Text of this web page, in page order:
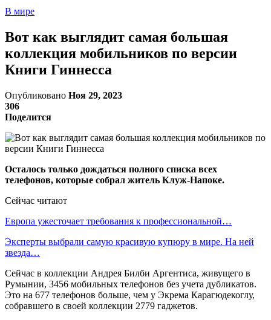
В мире
Вот как выглядит самая большая
коллекция мобильников по версии
Книги Гиннесса
Опубликовано Ноя 29, 2023
306
Поделится
Осталось только дождаться полного списка всех
телефонов, которые собрал житель Клуж-Напоке.
Сейчас читают
Европа ужесточает требования к профессиональной…
Эксперты выбрали самую красивую купюру в мире. На ней
звезда…
Сейчас в коллекции Андрея Билби Аргентиса, живущего в
Румынии, 3456 мобильных телефонов без учета дубликатов.
Это на 677 телефонов больше, чем у Экрема Карагюдекоглу,
собравшего в своей коллекции 2779 гаджетов.